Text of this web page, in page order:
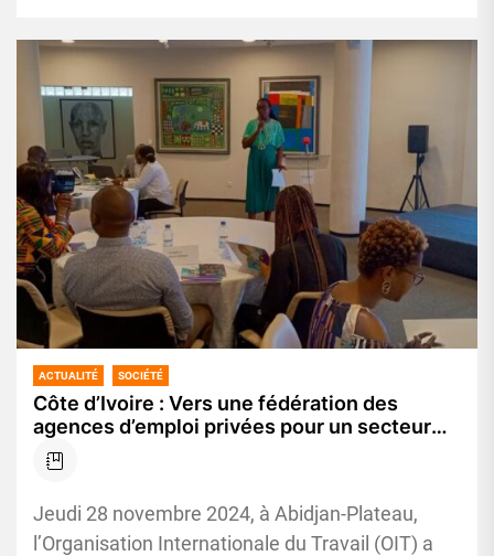
ACTUALITÉ SOCIÉTÉ
Côte d’Ivoire : Vers une fédération des
agences d’emploi privées pour un secteur
structuré et équitable
Jeudi 28 novembre 2024, à Abidjan-Plateau,
l’Organisation Internationale du Travail (OIT) a